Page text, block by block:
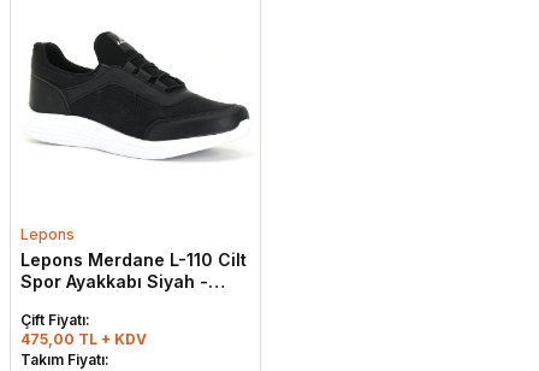
Lepons
Lepons Merdane L-110 Cilt
Spor Ayakkabı Siyah -
Çift Fiyatı:
475,00 TL + KDV
Takım Fiyatı: